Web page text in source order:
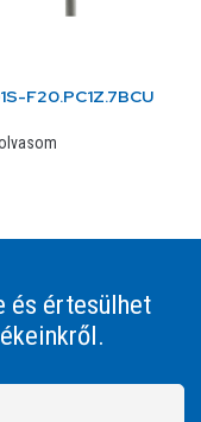
F20.PC1Z.7BCU
és értesülhet